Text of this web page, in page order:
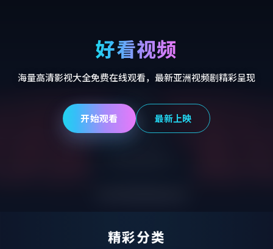
好看视频
海量高清影视大全免费在线观看，最新亚洲视频剧精彩呈现
开始观看 最新上映
精彩分类